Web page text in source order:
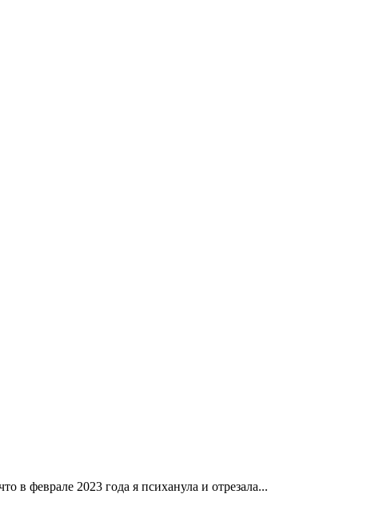
в феврале 2023 года я психанула и отрезала...